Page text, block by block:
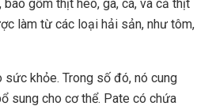
bao gồm thịt heo, gà, cá, và cả thịt
làm từ các loại hải sản, như tôm,
sức khỏe. Trong số đó, nó cung
sung cho cơ thể. Pate có chứa